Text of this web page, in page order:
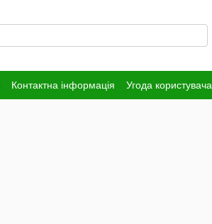
Контактна інформація Угода користувача